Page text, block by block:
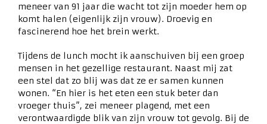
meneer van 91 jaar die wacht tot zijn moeder hem op
komt halen (eigenlijk zijn vrouw). Droevig en
fascinerend hoe het brein werkt.
Tijdens de lunch mocht ik aanschuiven bij een groep
mensen in het gezellige restaurant. Naast mij zat
een stel dat zo blij was dat ze er samen kunnen
wonen. “En hier is het eten een stuk beter dan
vroeger thuis”, zei meneer plagend, met een
verontwaardigde blik van zijn vrouw tot gevolg. Bij de